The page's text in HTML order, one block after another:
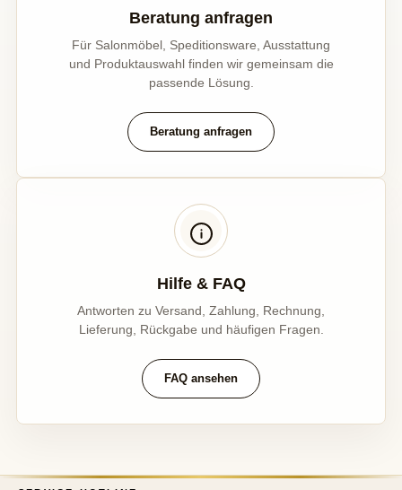
Beratung anfragen
Für Salonmöbel, Speditionsware, Ausstattung
und Produktauswahl finden wir gemeinsam die
passende Lösung.
Beratung anfragen
Hilfe & FAQ
Antworten zu Versand, Zahlung, Rechnung,
Lieferung, Rückgabe und häufigen Fragen.
FAQ ansehen